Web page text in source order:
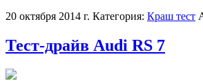
20 октября 2014 г. Категория: Краш тест
Тест-драйв Audi RS 7